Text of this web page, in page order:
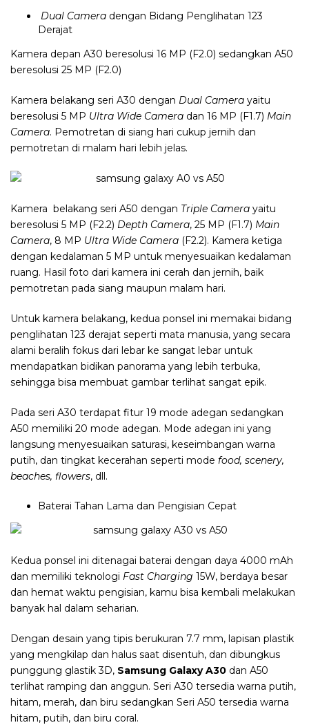
Dual Camera dengan Bidang Penglihatan 123
Derajat
Kamera depan A30 beresolusi 16 MP (F2.0) sedangkan A50
beresolusi 25 MP (F2.0)
Kamera belakang seri A30 dengan Dual Camera yaitu
beresolusi 5 MP Ultra Wide Camera dan 16 MP (F1.7) Main
Camera. Pemotretan di siang hari cukup jernih dan
pemotretan di malam hari lebih jelas.
Kamera belakang seri A50 dengan Triple Camera yaitu
beresolusi 5 MP (F2.2) Depth Camera, 25 MP (F1.7) Main
Camera, 8 MP Ultra Wide Camera (F2.2). Kamera ketiga
dengan kedalaman 5 MP untuk menyesuaikan kedalaman
ruang. Hasil foto dari kamera ini cerah dan jernih, baik
pemotretan pada siang maupun malam hari.
Untuk kamera belakang, kedua ponsel ini memakai bidang
penglihatan 123 derajat seperti mata manusia, yang secara
alami beralih fokus dari lebar ke sangat lebar untuk
mendapatkan bidikan panorama yang lebih terbuka,
sehingga bisa membuat gambar terlihat sangat epik.
Pada seri A30 terdapat fitur 19 mode adegan sedangkan
A50 memiliki 20 mode adegan. Mode adegan ini yang
langsung menyesuaikan saturasi, keseimbangan warna
putih, dan tingkat kecerahan seperti mode food, scenery,
beaches, flowers, dll.
Baterai Tahan Lama dan Pengisian Cepat
Kedua ponsel ini ditenagai baterai dengan daya 4000 mAh
dan memiliki teknologi Fast Charging 15W, berdaya besar
dan hemat waktu pengisian, kamu bisa kembali melakukan
banyak hal dalam seharian.
Dengan desain yang tipis berukuran 7.7 mm, lapisan plastik
yang mengkilap dan halus saat disentuh, dan dibungkus
punggung glastik 3D, Samsung Galaxy A30 dan A50
terlihat ramping dan anggun. Seri A30 tersedia warna putih,
hitam, merah, dan biru sedangkan Seri A50 tersedia warna
hitam, putih, dan biru coral.